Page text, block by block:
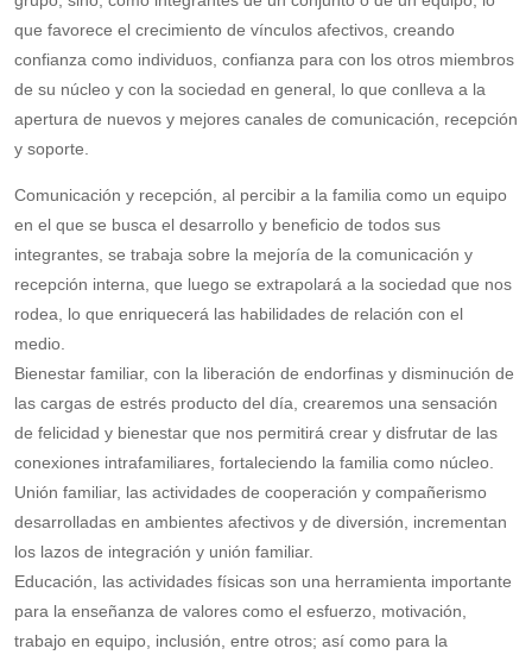
que favorece el crecimiento de vínculos afectivos, creando
confianza como individuos, confianza para con los otros miembros
de su núcleo y con la sociedad en general, lo que conlleva a la
apertura de nuevos y mejores canales de comunicación, recepción
y soporte.
Comunicación y recepción, al percibir a la familia como un equipo
en el que se busca el desarrollo y beneficio de todos sus
integrantes, se trabaja sobre la mejoría de la comunicación y
recepción interna, que luego se extrapolará a la sociedad que nos
rodea, lo que enriquecerá las habilidades de relación con el
medio.
Bienestar familiar, con la liberación de endorfinas y disminución de
las cargas de estrés producto del día, crearemos una sensación
de felicidad y bienestar que nos permitirá crear y disfrutar de las
conexiones intrafamiliares, fortaleciendo la familia como núcleo.
Unión familiar, las actividades de cooperación y compañerismo
desarrolladas en ambientes afectivos y de diversión, incrementan
los lazos de integración y unión familiar.
Educación, las actividades físicas son una herramienta importante
para la enseñanza de valores como el esfuerzo, motivación,
trabajo en equipo, inclusión, entre otros; así como para la